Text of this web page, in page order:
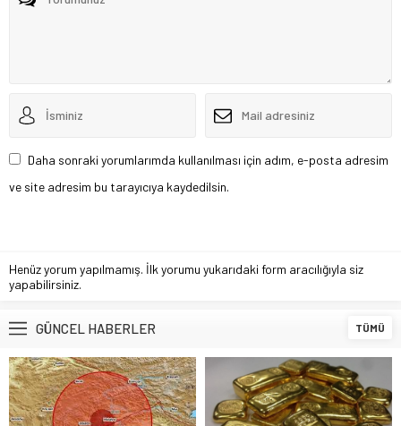
Daha sonraki yorumlarımda kullanılması için adım, e-posta adresim
ve site adresim bu tarayıcıya kaydedilsin.
Henüz yorum yapılmamış. İlk yorumu yukarıdaki form aracılığıyla siz
yapabilirsiniz.
GÜNCEL HABERLER TÜMÜ